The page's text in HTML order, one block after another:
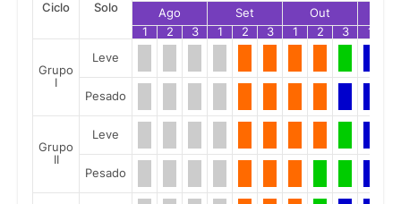
Ciclo Solo
Ago
Set Out
1
2 3 1 2 3 1 2 3 1
Grupo
I
Leve
Pesado
Grupo
II
Leve
Pesado